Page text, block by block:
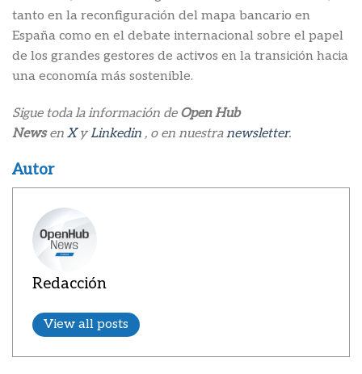
tanto en la reconfiguración del mapa bancario en
España como en el debate internacional sobre el papel
de los grandes gestores de activos en la transición hacia
una economía más sostenible.
Sigue toda la información de Open Hub
Newsen XyLinkedin , o en nuestranewsletter.
Autor
Redacción
View all posts